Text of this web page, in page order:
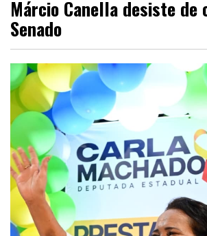
Márcio Canella desiste de
Senado